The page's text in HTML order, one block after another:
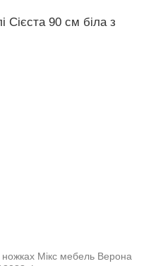
Сієста 90 см біла з